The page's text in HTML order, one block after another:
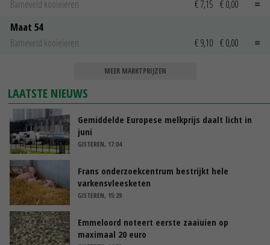
Barneveld kooieieren € 7,15 € 0,00
Maat 54
Barneveld kooieieren
€ 9,10 € 0,00
MEER MARKTPRIJZEN
LAATSTE NIEUWS
Gemiddelde Europese melkprijs daalt licht in
juni
GISTEREN, 17:04
Frans onderzoekcentrum bestrijkt hele
varkensvleesketen
GISTEREN, 15:29
Emmeloord noteert eerste zaaiuien op
maximaal 20 euro